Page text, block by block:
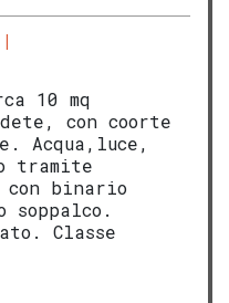
10 mq
con coorte
Acqua,luce,
tramite
con binario
soppalco.
Classe